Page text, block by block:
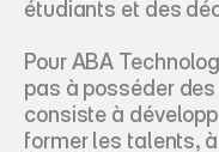
étudiants et des
Pour ABA
pas à posséder
consiste à
former les talents,